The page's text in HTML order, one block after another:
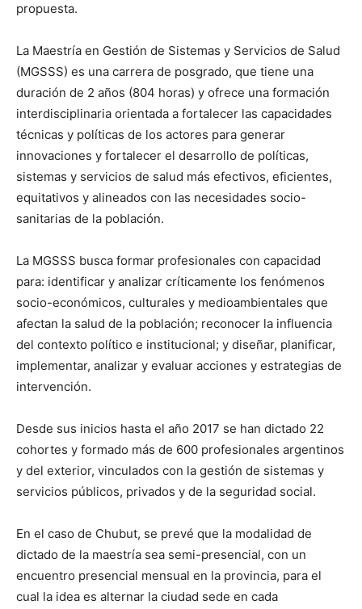
propuesta.
La Maestría en Gestión de Sistemas y Servicios de Salud
(MGSSS) es una carrera de posgrado, que tiene una
duración de 2 años (804 horas) y ofrece una formación
interdisciplinaria orientada a fortalecer las capacidades
técnicas y políticas de los actores para generar
innovaciones y fortalecer el desarrollo de políticas,
sistemas y servicios de salud más efectivos, eficientes,
equitativos y alineados con las necesidades socio-
sanitarias de la población.
La MGSSS busca formar profesionales con capacidad
para: identificar y analizar críticamente los fenómenos
socio-económicos, culturales y medioambientales que
afectan la salud de la población; reconocer la influencia
del contexto político e institucional; y diseñar, planificar,
implementar, analizar y evaluar acciones y estrategias de
intervención.
Desde sus inicios hasta el año 2017 se han dictado 22
cohortes y formado más de 600 profesionales argentinos
y del exterior, vinculados con la gestión de sistemas y
servicios públicos, privados y de la seguridad social.
En el caso de Chubut, se prevé que la modalidad de
dictado de la maestría sea semi-presencial, con un
encuentro presencial mensual en la provincia, para el
cual la idea es alternar la ciudad sede en cada